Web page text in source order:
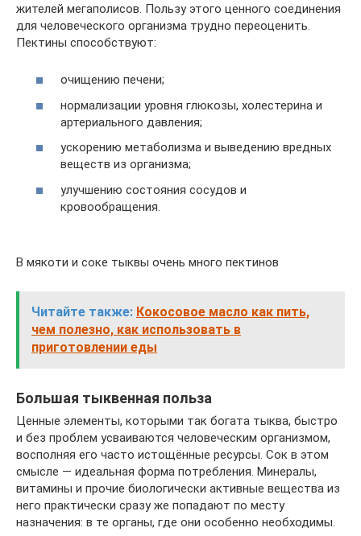
жителей мегаполисов. Пользу этого ценного соединения
для человеческого организма трудно переоценить.
Пектины способствуют:
очищению печени;
нормализации уровня глюкозы, холестерина и
артериального давления;
ускорению метаболизма и выведению вредных
веществ из организма;
улучшению состояния сосудов и
кровообращения.
В мякоти и соке тыквы очень много пектинов
Читайте также: Кокосовое масло как пить,
чем полезно, как использовать в
приготовлении еды
Большая тыквенная польза
Ценные элементы, которыми так богата тыква, быстро
и без проблем усваиваются человеческим организмом,
восполняя его часто истощённые ресурсы. Сок в этом
смысле — идеальная форма потребления. Минералы,
витамины и прочие биологически активные вещества из
него практически сразу же попадают по месту
назначения: в те органы, где они особенно необходимы.